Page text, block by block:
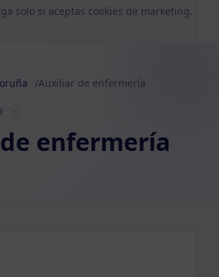
solo si aceptas cookies de marketing.
Auxiliar de enfermería
-
enfermería